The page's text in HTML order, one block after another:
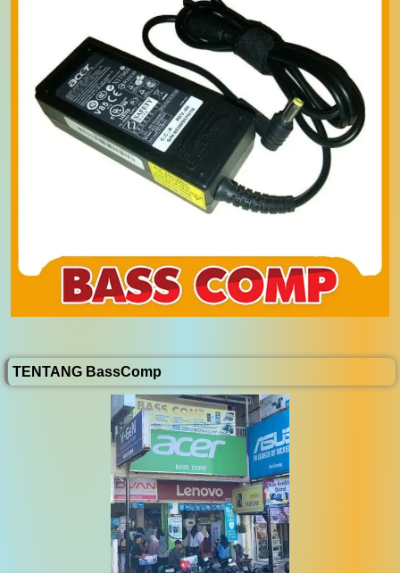
TENTANG BassComp